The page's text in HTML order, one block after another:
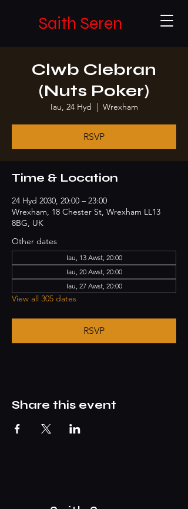
Saith Seren
Clwb Clebran
(Nuts Poker)
Iau, 24 Hyd
  |
Wrexham
RSVP
Time & Location
24 Hyd 2030, 20:00 – 23:00
Wrexham, 18 Chester St, Wrexham LL13
8BG, UK
Other dates
Iau, 13 Awst, 20:00
Iau, 20 Awst, 20:00
Iau, 27 Awst, 20:00
View all 305 dates
RSVP
Share this event